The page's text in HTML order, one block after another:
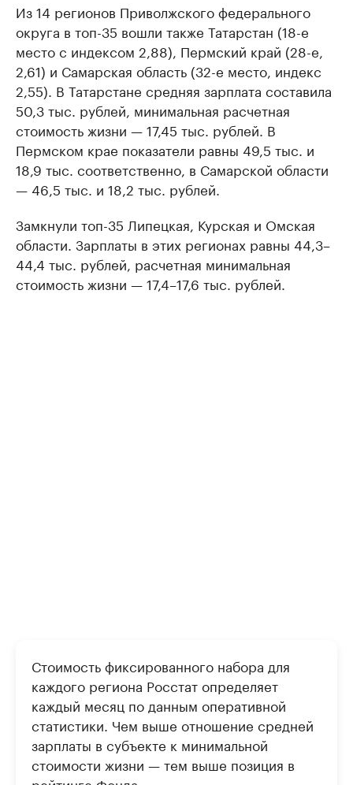
Из 14 регионов Приволжского федерального
округа в топ-35 вошли также Татарстан (18-е
место с индексом 2,88), Пермский край (28-е,
2,61) и Самарская область (32-е место, индекс
2,55). В Татарстане средняя зарплата составила
50,3 тыс. рублей, минимальная расчетная
стоимость жизни — 17,45 тыс. рублей. В
Пермском крае показатели равны 49,5 тыс. и
18,9 тыс. соответственно, в Самарской области
— 46,5 тыс. и 18,2 тыс. рублей.
Замкнули топ-35 Липецкая, Курская и Омская
области. Зарплаты в этих регионах равны 44,3–
44,4 тыс. рублей, расчетная минимальная
стоимость жизни — 17,4–17,6 тыс. рублей.
Стоимость фиксированного набора для
каждого региона Росстат определяет
каждый месяц по данным оперативной
статистики. Чем выше отношение средней
зарплаты в субъекте к минимальной
стоимости жизни — тем выше позиция в